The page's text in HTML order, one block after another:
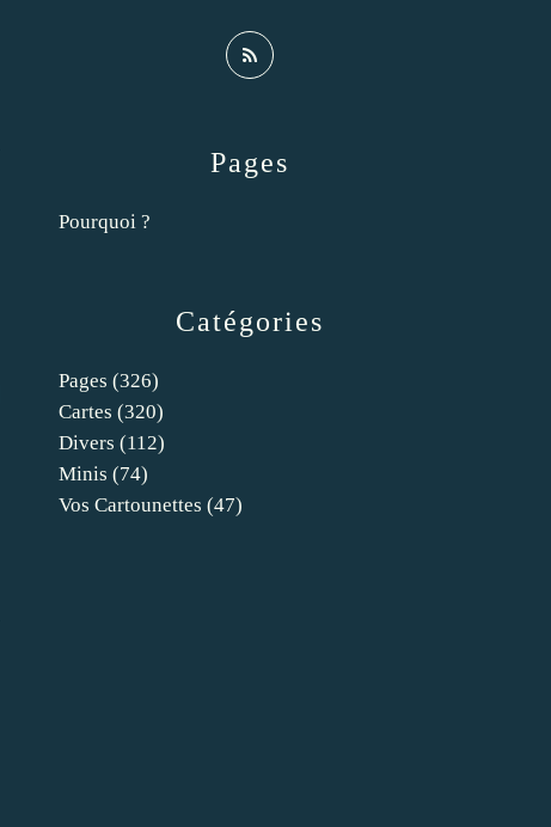
Catégories
Pages (326)
Cartes (320)
Divers (112)
Minis (74)
Vos Cartounettes (47)
Pages
Pourquoi ?